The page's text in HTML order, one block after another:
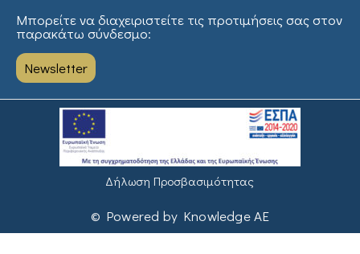
Μπορείτε να διαχειριστείτε τις προτιμήσεις σας στον
παρακάτω σύνδεσμο:
Newsletter
Δήλωση Προσβασιμότητας
© Powered by Knowledge AE